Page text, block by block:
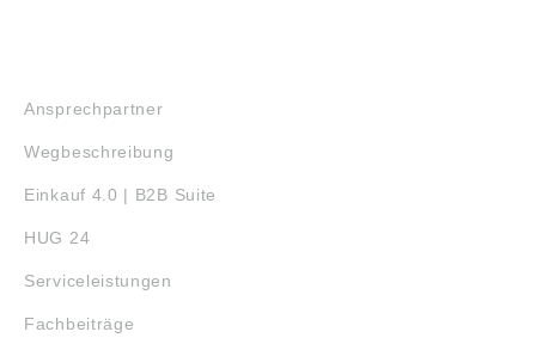
Ansprechpartner
Wegbeschreibung
Einkauf 4.0 | B2B Suite
HUG 24
Serviceleistungen
Fachbeiträge